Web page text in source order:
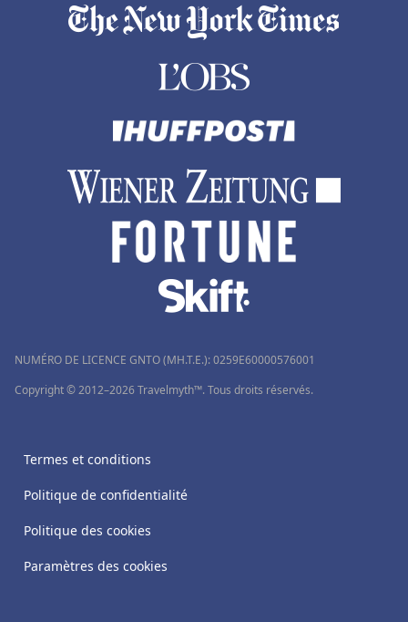
NUMÉRO DE LICENCE GNTO (MH.T.E.): 0259Ε60000576001
Copyright © 2012–2026 Travelmyth™. Tous droits réservés.
Termes et conditions
Politique de confidentialité
Politique des cookies
Paramètres des cookies